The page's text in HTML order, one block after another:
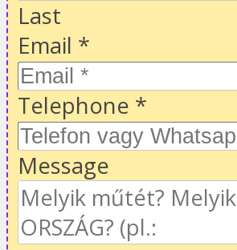
Last
Email *
Telephone *
Message